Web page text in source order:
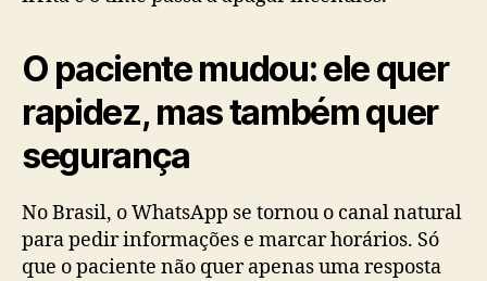
O paciente mudou: ele quer
rapidez, mas também quer
segurança
No Brasil, o WhatsApp se tornou o canal natural
para pedir informações e marcar horários. Só
que o paciente não quer apenas uma resposta